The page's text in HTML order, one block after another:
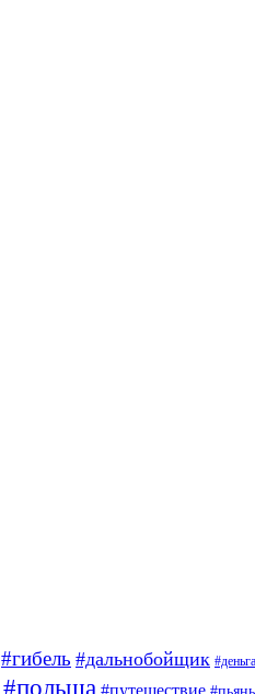
#гибель #дальнобойщик #деньга
#польша #путешествие